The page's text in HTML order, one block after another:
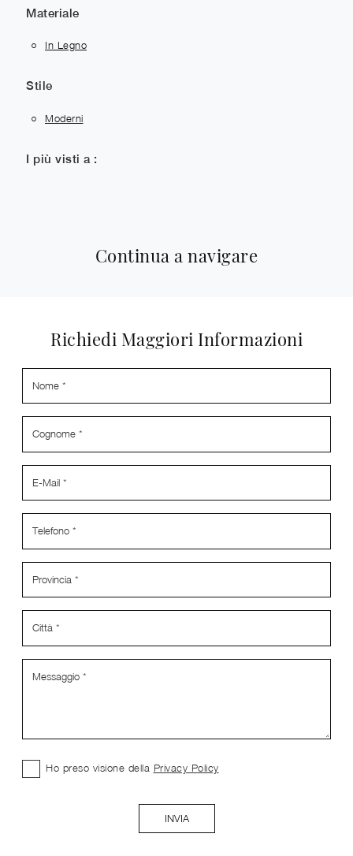
Materiale
In Legno
Stile
Moderni
I più visti a :
Continua a navigare
Richiedi Maggiori Informazioni
Ho preso visione della Privacy Policy
INVIA